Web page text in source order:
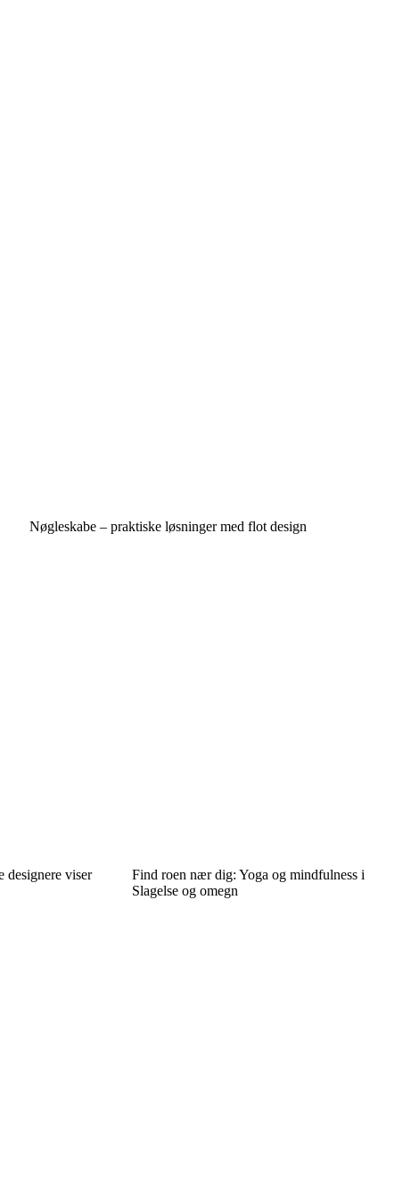
Nøgleskabe – praktiske løsninger med flot design
designere viser
Find roen nær dig: Yoga og mindfulness i
Slagelse og omegn